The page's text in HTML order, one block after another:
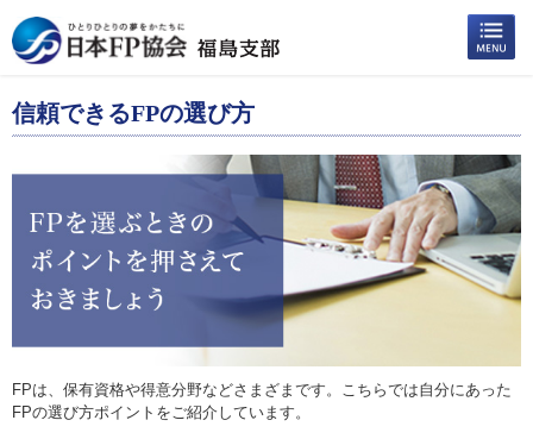
信頼できるFPの選び方
FPは、保有資格や得意分野などさまざまです。こちらでは自分にあった
FPの選び方ポイントをご紹介しています。